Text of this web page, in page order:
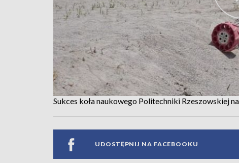
Sukces koła naukowego Politechniki Rzeszowskiej
UDOSTĘPNIJ NA FACEBOOKU